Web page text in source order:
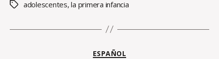
Tagsadolescentes,la primera infancia
Categories
ESPAÑOL